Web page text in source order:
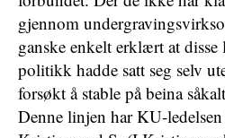
gjennom
ganske enkelt erklært at disse
politikk hadde satt seg selv
forsøkt å stable på beina
Denne linjen har KU-